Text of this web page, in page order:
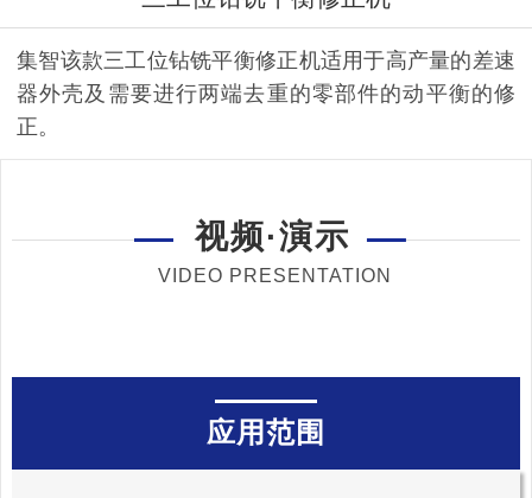
集智该款三工位钻铣平衡修正机适用于高产量的差速
器外壳及需要进行两端去重的零部件的动平衡的修
正。
视频·演示
VIDEO PRESENTATION
应用范围